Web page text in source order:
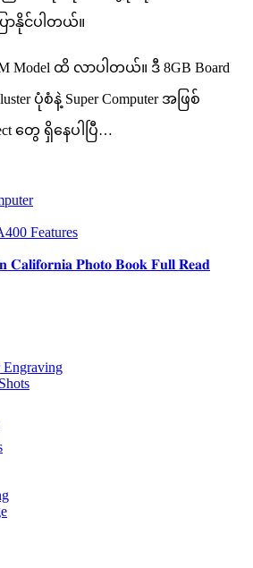
ာနိုင်ပါတယ်။
Model ထိ လာပါတယ်။ ဒီ 8GB Board
ပုံစံနဲ့ Super Computer အဖြစ်
တွေ ရှိနေပါပြီ…
Features
𝐂𝐚𝐥𝐢𝐟𝐨𝐫𝐧𝐢𝐚 𝐏𝐡𝐨𝐭𝐨 𝐁𝐨𝐨𝐤 𝐅𝐮𝐥𝐥 𝐑𝐞𝐚𝐝
Engraving